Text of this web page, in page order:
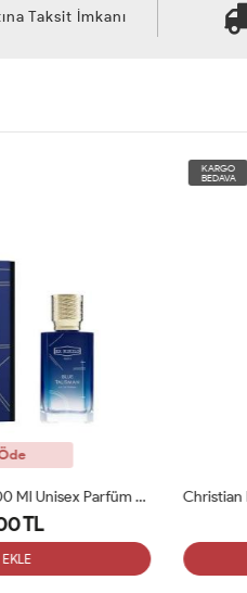
Taksit İmkanı
Ex Nihilo Blue Talisman 100 Ml Unisex Parfüm ARC
TL
KARGO
BEDAVA